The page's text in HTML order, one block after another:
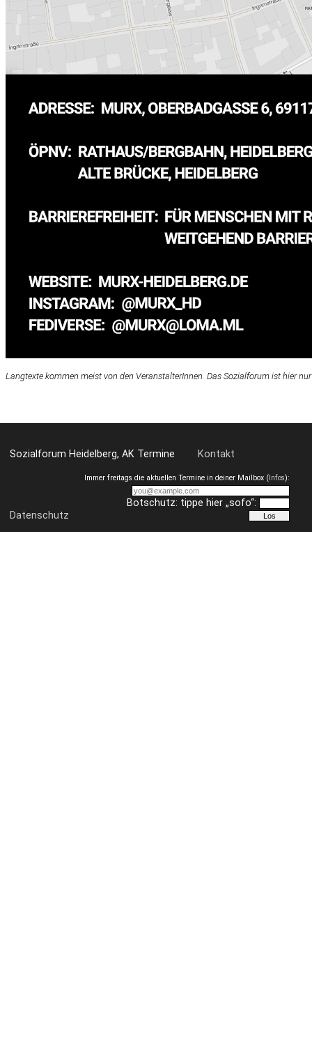
Langtexte kommen meist von den VeranstalterInnen. Das Sozialforum ist hier
Sozialforum Heidelberg, AK Termine Kontakt
Datenschutz
Immer freitags die aktuellen Termine in deiner Mailbox (Infos):
Botschutz: tippe hier „sofo“: